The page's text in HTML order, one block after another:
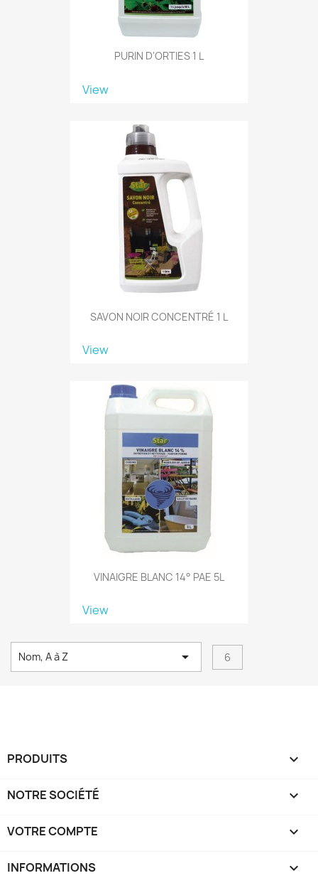
PURIN D'ORTIES 1 L
View
SAVON NOIR CONCENTRÉ 1 L
View
VINAIGRE BLANC 14° PAE 5L
View
Nom, A à Z  6
PRODUITS 
NOTRE SOCIÉTÉ 
VOTRE COMPTE 
INFORMATIONS keyboard_arrow_down